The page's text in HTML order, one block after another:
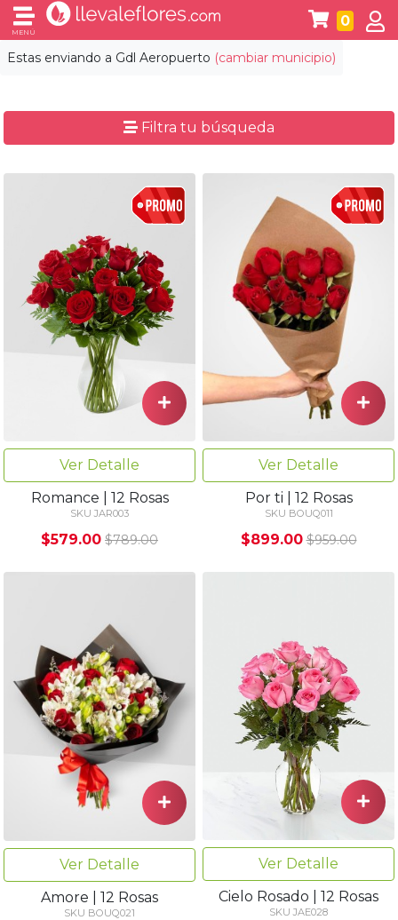
Estas enviando a Gdl Aeropuerto (cambiar municipio)
MENÚ
0
Filtra tu búsqueda
Ver Detalle
Romance | 12 Rosas
SKU JAR003
$579.00 $789.00
Ver Detalle
Por ti | 12 Rosas
SKU BOUQ011
$899.00 $959.00
Ver Detalle
Amore | 12 Rosas
SKU BOUQ021
Ver Detalle
Cielo Rosado | 12 Rosas
SKU JAE028